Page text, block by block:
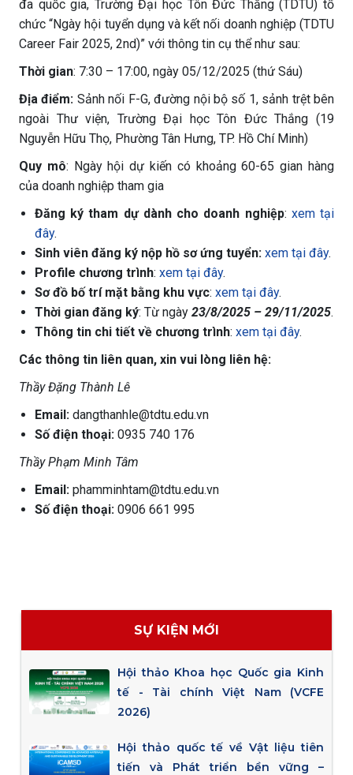
đa quốc gia, Trường Đại học Tôn Đức Thắng (TDTU) tổ
chức “Ngày hội tuyển dụng và kết nối doanh nghiệp (TDTU
Career Fair 2025, 2nd)” với thông tin cụ thể như sau:
Thời gian: 7:30 – 17:00, ngày 05/12/2025 (thứ Sáu)
Địa điểm: Sảnh nối F-G, đường nội bộ số 1, sảnh trệt bên
ngoài Thư viện, Trường Đại học Tôn Đức Thắng (19
Nguyễn Hữu Thọ, Phường Tân Hưng, TP. Hồ Chí Minh)
Quy mô: Ngày hội dự kiến có khoảng 60-65 gian hàng
của doanh nghiệp tham gia
Đăng ký tham dự dành cho doanh nghiệp: xem tại
đây.
Sinh viên đăng ký nộp hồ sơ ứng tuyển: xem tại đây.
Profile chương trình: xem tại đây.
Sơ đồ bố trí mặt bằng khu vực: xem tại đây.
Thời gian đăng ký: Từ ngày 23/8/2025 – 29/11/2025.
Thông tin chi tiết về chương trình: xem tại đây.
Các thông tin liên quan, xin vui lòng liên hệ:
Thầy Đặng Thành Lê
Email: dangthanhle@tdtu.edu.vn
Số điện thoại: 0935 740 176
Thầy Phạm Minh Tâm
Email: phamminhtam@tdtu.edu.vn
Số điện thoại: 0906 661 995
SỰ KIỆN MỚI
Hội thảo Khoa học Quốc gia Kinh
tế - Tài chính Việt Nam (VCFE
2026)
Hội thảo quốc tế về Vật liệu tiên
tiến và Phát triển bền vững –